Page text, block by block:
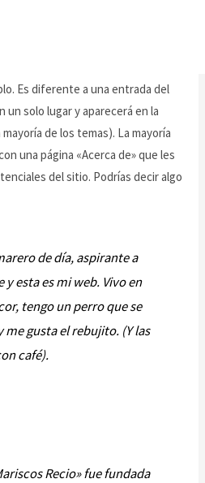
Es diferente a una entrada del
un solo lugar y aparecerá en la
de los temas). La mayoría
una página «Acerca de» que les
del sitio. Podrías decir algo
de día, aspirante a
y esta es mi web. Vivo en
tengo un perro que se
me gusta el rebujito. (Y las
café).
Recio» fue fundada